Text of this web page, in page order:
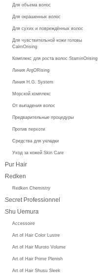
Для объема волос
Для окрашенных волос
Для сухих и повреждённых волос
Для чувствительной кожи головы
CalmOrising
Комплекс для роста волос StaminOrising
Линия ArgORising
Линия H.G. System
Морской комплекс
От выпадения волос
Предварительные процедуры
Против перхоти
Средства для укладки
Уход за кожей Skin Care
Pur Hair
Redken
Redken Chemistry
Secret Professionnel
Shu Uemura
Accessoire
Art of Hair Color Lustre
Art of Hair Muroto Volume
Art of Hair Prime Plenish
Art of Hair Shusu Sleek